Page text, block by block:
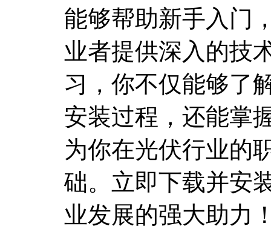
能够帮助新手入门
业者提供深入的技
习，你不仅能够了
安装过程，还能掌
为你在光伏行业的
础。立即下载并安
业发展的强大助力